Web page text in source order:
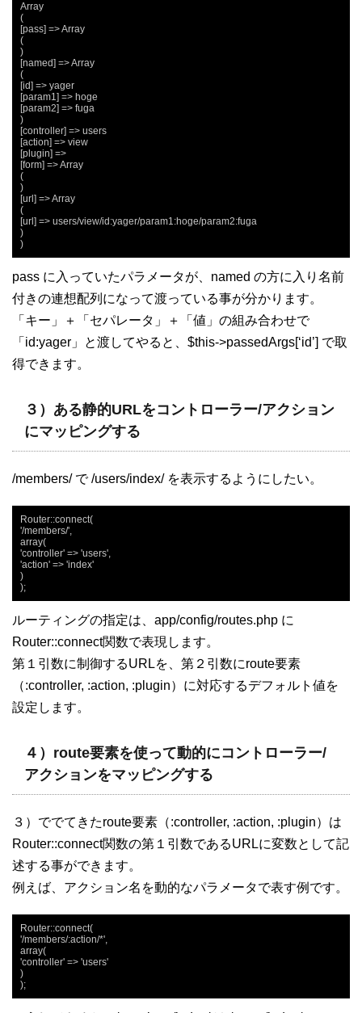
Array
(
[pass] => Array
(
)
[named] => Array
(
[id] => yager
[param1] => hoge
[param2] => fuga
)
[controller] => users
[action] => view
[plugin] =>
[form] => Array
(
)
[url] => Array
(
[url] => users/view/id:yager/param1:hoge/param2:fuga
)
)
pass に入っていたパラメータが、named の方に入り名前
付きの連想配列になって渡っている事が分かります。
「キー」＋「セパレータ」＋「値」の組み合わせで
「id:yager」と渡してやると、$this->passedArgs[‘id’] で取
得できます。
３）ある静的URLをコントローラー/アクション
にマッピングする
/members/ で /users/index/ を表示するようにしたい。
Router::connect(
'/members/',
array(
'controller' => 'users',
'action' => 'index'
)
);
ルーティングの指定は、app/config/routes.php に
Router::connect関数で表現します。
第１引数に制御するURLを、第２引数にroute要素
（:controller, :action, :plugin）に対応するデフォルト値を
設定します。
４）route要素を使って動的にコントローラー/
アクションをマッピングする
３）ででてきたroute要素（:controller, :action, :plugin）は
Router::connect関数の第１引数であるURLに変数として記
述する事ができます。
例えば、アクション名を動的なパラメータで表す例です。
Router::connect(
'/members/:action/*',
array(
'controller' => 'users'
)
);